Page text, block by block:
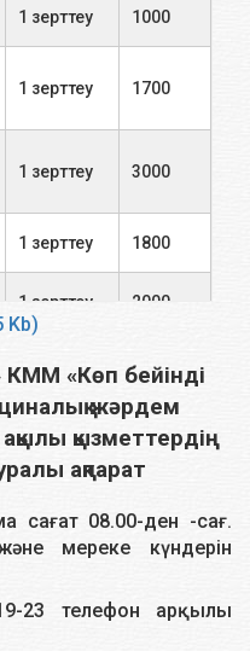
1 зерттеу 1000
1 зерттеу 1700
1 зерттеу 3000
1 зерттеу 1800
1 зерттеу 2000
2000
1 зерттеу 1700
1 зерттеу 2800
1 зерттеу 2800
Kb)
КММ «Көп бейінді
жәрдем
қызметтердің
ақпарат
сағат 08.00-ден -сағ.
мереке күндерін
23 телефон арқылы